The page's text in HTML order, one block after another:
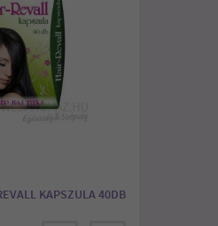
KAPSZULA 40DB